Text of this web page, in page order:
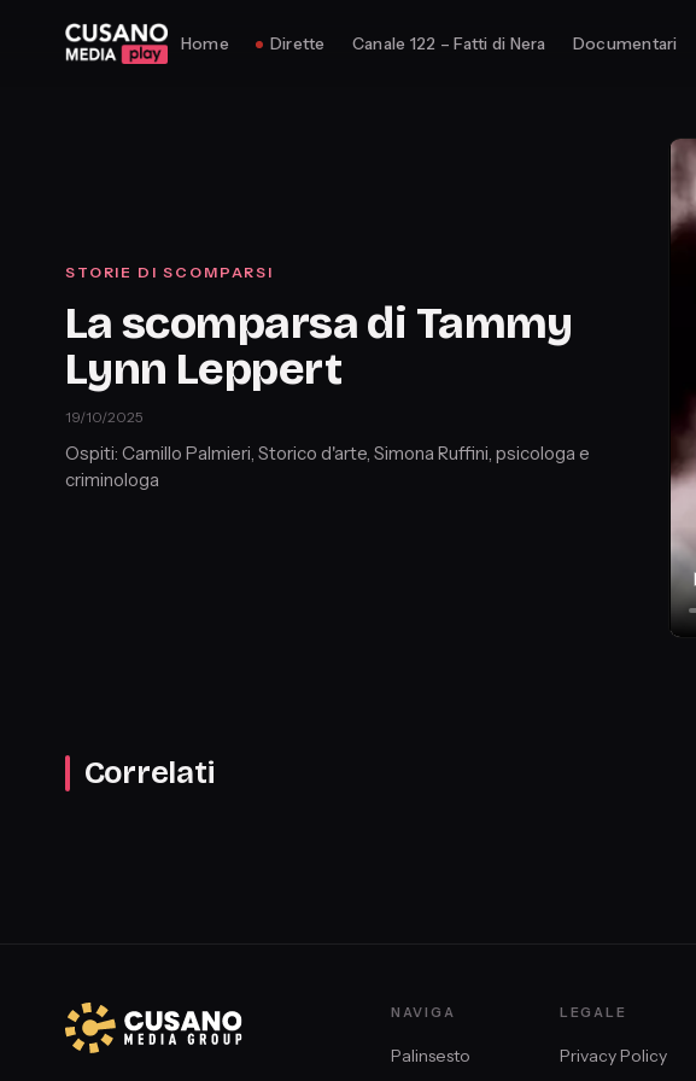
Home Dirette Canale 122 – Fatti di Nera Documentari
STORIE DI SCOMPARSI
La scomparsa di Tammy
Lynn Leppert
19/10/2025
Ospiti: Camillo Palmieri, Storico d'arte, Simona Ruffini, psicologa e
criminologa
Correlati
NAVIGA
Palinsesto
LEGALE
Privacy Policy